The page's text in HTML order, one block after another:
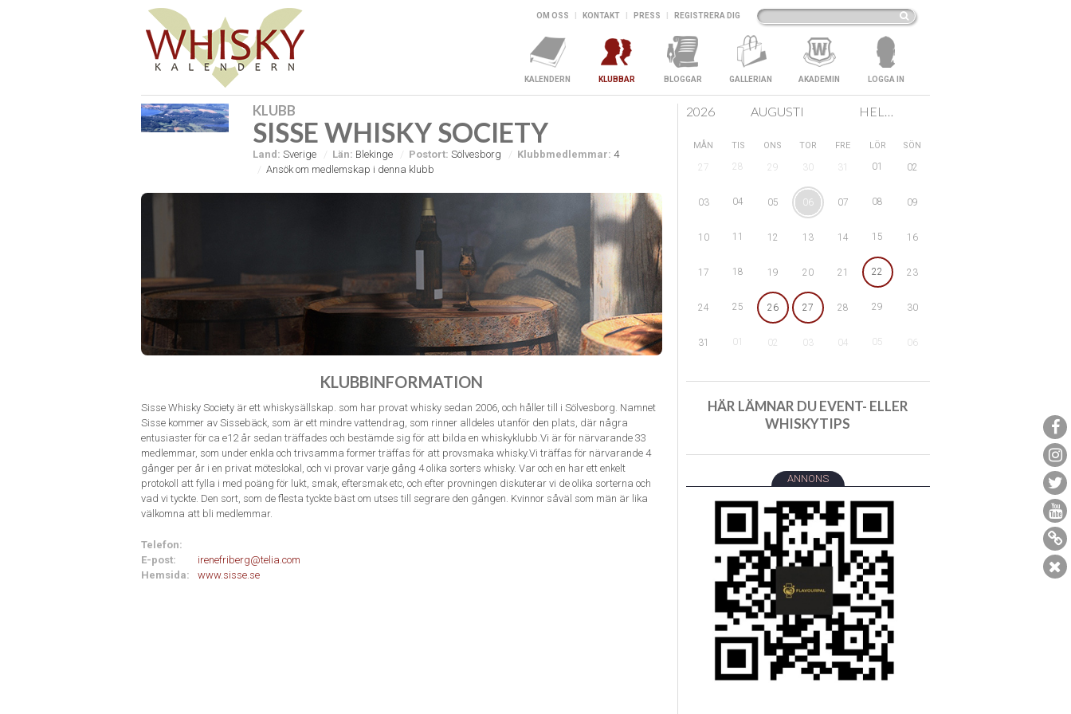
OM OSS KONTAKT PRESS REGISTRERA DIG
KALENDERN KLUBBAR BLOGGAR GALLERIAN AKADEMIN LOGGA IN
KLUBB
SISSE WHISKY SOCIETY
Land: Sverige Län: Blekinge Postort: Sölvesborg Klubbmedlemmar: 4
Ansök om medlemskap i denna klubb
KLUBBINFORMATION
Sisse Whisky Society är ett whiskysällskap. som har provat whisky sedan 2006, och håller till i Sölvesborg. Namnet
Sisse kommer av Sissebäck, som är ett mindre vattendrag, som rinner alldeles utanför den plats, där några
entusiaster för ca e12 år sedan träffades och bestämde sig för att bilda en whiskyklubb.Vi är för närvarande 33
medlemmar, som under enkla och trivsamma former träffas för att provsmaka whisky.Vi träffas för närvarande 4
gånger per år i en privat möteslokal, och vi provar varje gång 4 olika sorters whisky. Var och en har ett enkelt
protokoll att fylla i med poäng för lukt, smak, eftersmak etc, och efter provningen diskuterar vi de olika sorterna och
vad vi tyckte. Den sort, som de flesta tyckte bäst om utses till segrare den gången. Kvinnor såväl som män är lika
välkomna att bli medlemmar.
Telefon:
E-post:
irenefriberg@telia.com
Hemsida:
www.sisse.se
2026 AUGUSTI HELA SVERIGE
MÅN TIS ONS TOR FRE LÖR SÖN
27 28 29 30 31 01 02
03 04 05 06 07 08 09
10 11 12 13 14 15 16
17 18 19 20 21 22 23
24 25 26 27 28 29 30
31 01 02 03 04 05 06
HÄR LÄMNAR DU EVENT- ELLER
WHISKYTIPS
ANNONS